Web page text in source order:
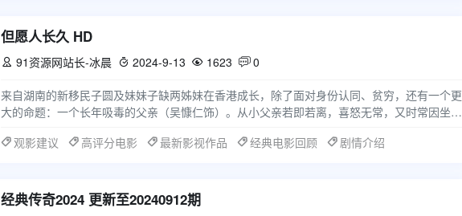
但愿人长久 HD
 91资源网站长-冰晨  2024-9-13  1623  0
来自湖南的新移民子圆及妹妹子缺两姊妹在香港成长，除了面对身份认同、贫穷，还有一个更
大的命题：一个长年吸毒的父亲（吴慷仁饰）。从小父亲若即若离，喜怒无常，又时常因坐牢
观影建议
高评分电影 最新影视作品 经典电影回顾 剧情介绍
经典传奇2024 更新至20240912期